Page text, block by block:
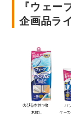
『ウェー
企画品ラ